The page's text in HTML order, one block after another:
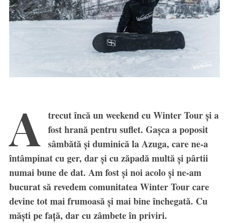
A trecut încă un weekend cu Winter Tour și a
fost hrană pentru suflet. Gașca a poposit
sâmbătă și duminică la Azuga, care ne-a
întâmpinat cu ger, dar și cu zăpadă multă și pârtii
numai bune de dat. Am fost și noi acolo și ne-am
bucurat să revedem comunitatea Winter Tour care
devine tot mai frumoasă și mai bine închegată. Cu
măști pe față, dar cu zâmbete în priviri.